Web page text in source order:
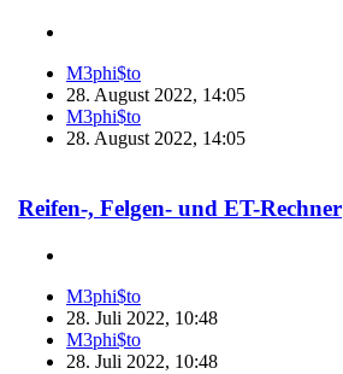
M3phi$to
28. August 2022, 14:05
M3phi$to
28. August 2022, 14:05
Reifen-, Felgen- und ET-Rechner
M3phi$to
28. Juli 2022, 10:48
M3phi$to
28. Juli 2022, 10:48